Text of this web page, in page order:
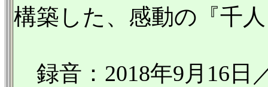
構築した、感動の『千
録音：2018年9月16日